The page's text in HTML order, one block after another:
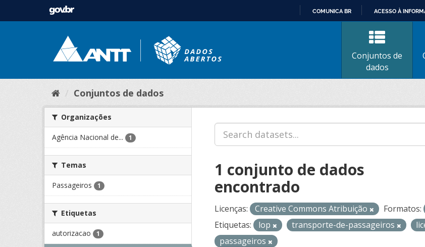
CONTEÚDO
COMUNICA BR ACESSO À
Conjuntos de
dados
Conjuntos de dados
Organizações
Agência Nacional de... 1
Temas
Passageiros 1
Etiquetas
autorizacao 1
1 conjunto de dados
encontrado
Licenças: Creative Commons Atribuição Formatos:
Etiquetas:
lop transporte-de-passageiros
passageiros